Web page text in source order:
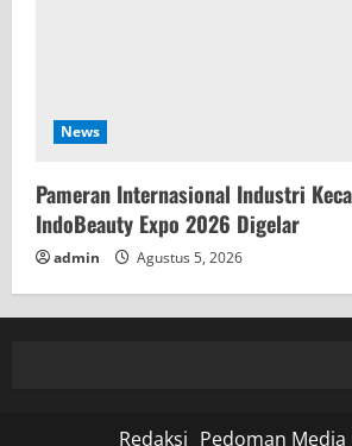
News
Pameran Internasional Industri
IndoBeauty Expo 2026 Digelar
admin Agustus 5, 2026
Redaksi Pedoman Media